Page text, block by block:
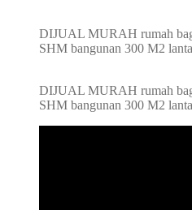
DIJUAL MURAH rumah
SHM bangunan 300 M2
DIJUAL MURAH rumah
SHM bangunan 300 M2